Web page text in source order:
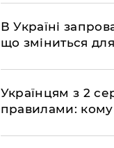
В Україні
що зміниться
Українцям з 2
правилами: